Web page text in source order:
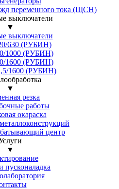
переменного тока (ЩСН)
выключатели
▼
выключатели
630 (РУБИН)
1000 (РУБИН)
1600 (РУБИН)
1600 (РУБИН)
▼
резка
работы
окараска
центр
▼